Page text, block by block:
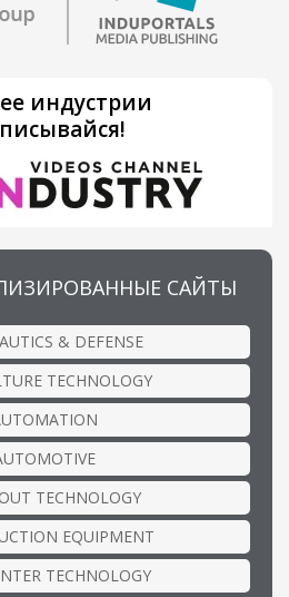
индустрии
САЙТЫ
& DEFENSE
TECHNOLOGY
TECHNOLOGY
EQUIPMENT
TECHNOLOGY